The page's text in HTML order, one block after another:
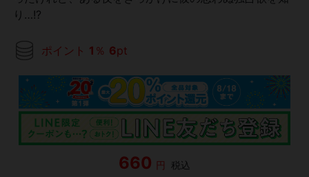
り…!?
ポイント 1 ％ 6pt
660 円 税込